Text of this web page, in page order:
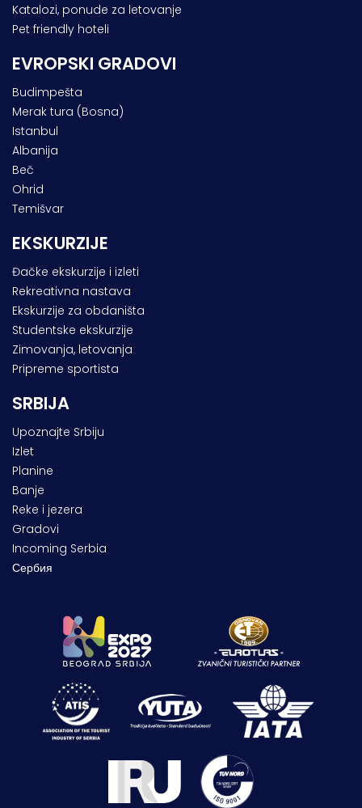
Katalozi, ponude za letovanje
Pet friendly hoteli
EVROPSKI GRADOVI
Budimpešta
Merak tura (Bosna)
Istanbul
Albanija
Beč
Ohrid
Temišvar
EKSKURZIJE
Đačke ekskurzije i izleti
Rekreativna nastava
Ekskurzije za obdaništa
Studentske ekskurzije
Zimovanja, letovanja
Pripreme sportista
SRBIJA
Upoznajte Srbiju
Izlet
Planine
Banje
Reke i jezera
Gradovi
Incoming Serbia
Сербия